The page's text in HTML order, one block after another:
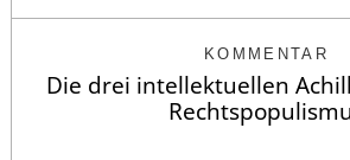
KOMMENTAR
Die drei intellektuellen